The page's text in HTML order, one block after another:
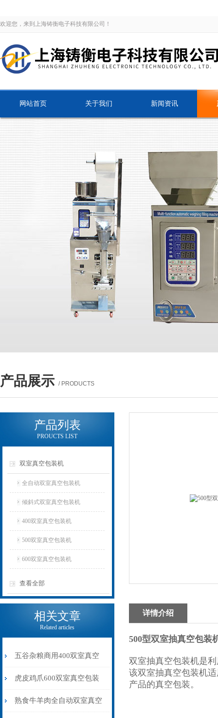
欢迎您，来到上海铸衡电子科技有限公司！
网站首页 关于我们 新闻资讯
产品展示 / PRODUCTS
产品列表
PROUCTS LIST
双室真空包装机
全自动双室真空包装机
倾斜式双室真空包装机
400双室真空包装机
500双室真空包装机
600双室真空包装机
查看全部
相关文章
Related articles
五谷杂粮商用400双室真空
包装机多少钱一台
虎皮鸡爪600双室真空包装
机干湿两用价格
熟食牛羊肉全自动双室真空
详情介绍
500型双室抽真空包装
双室抽真空包装机是
该双室抽真空包装机
产品的真空包装。